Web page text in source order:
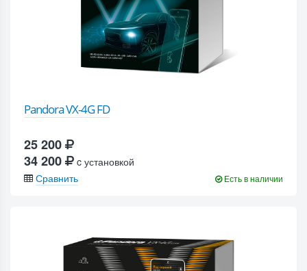
Pandora VX-4G FD
25 200
34 200
c установкой
Сравнить
Есть в наличии